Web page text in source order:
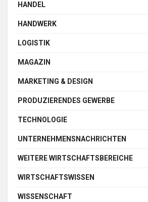
HANDEL
HANDWERK
LOGISTIK
MAGAZIN
MARKETING & DESIGN
PRODUZIERENDES GEWERBE
TECHNOLOGIE
UNTERNEHMENSNACHRICHTEN
WEITERE WIRTSCHAFTSBEREICHE
WIRTSCHAFTSWISSEN
WISSENSCHAFT